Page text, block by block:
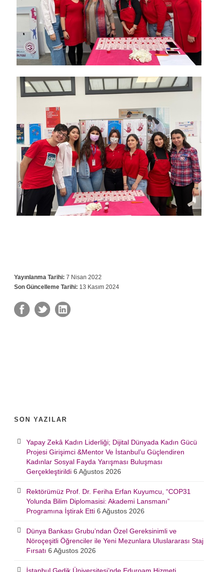
Yayınlanma Tarihi: 7 Nisan 2022
Son Güncelleme Tarihi: 13 Kasım 2024
SON YAZILAR
Yapay Zekâ Kadın Liderliği; Dijital Dünyada Kadın Gücü
Projesi Girişimci &Mentor Ve İstanbul’u Güçlendiren
Kadınlar Sosyal Fayda Yarışması Buluşması
Gerçekleştirildi 6 Ağustos 2026
Rektörümüz Prof. Dr. Feriha Erfan Kuyumcu, “COP31
Yolunda Bilim Diplomasisi: Akademi Lansmanı”
Programına İştirak Etti 6 Ağustos 2026
Dünya Bankası Grubu’ndan Özel Gereksinimli ve
Nöroçeşitli Öğrenciler ile Yeni Mezunlara Uluslararası Staj
Fırsatı 6 Ağustos 2026